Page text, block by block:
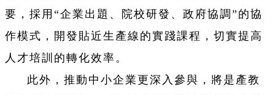
要，採用“企業出題、院校研發、政府協調”的協
作模式，開發貼近生產線的實踐課程，切實提高
人才培訓的轉化效率。
此外，推動中小企業更深入參與，將是產教